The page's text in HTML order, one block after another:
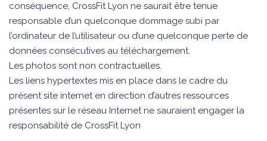
conséquence, CrossFit Lyon ne saurait être tenue
responsable d’un quelconque dommage subi par
l’ordinateur de l’utilisateur ou d’une quelconque perte de
données consécutives au téléchargement.
Les photos sont non contractuelles.
Les liens hypertextes mis en place dans le cadre du
présent site internet en direction d’autres ressources
présentes sur le réseau Internet ne sauraient engager la
responsabilité de CrossFit Lyon